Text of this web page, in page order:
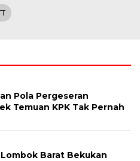
Pola Pergeseran
Temuan KPK Tak Pernah
Barat Bekukan